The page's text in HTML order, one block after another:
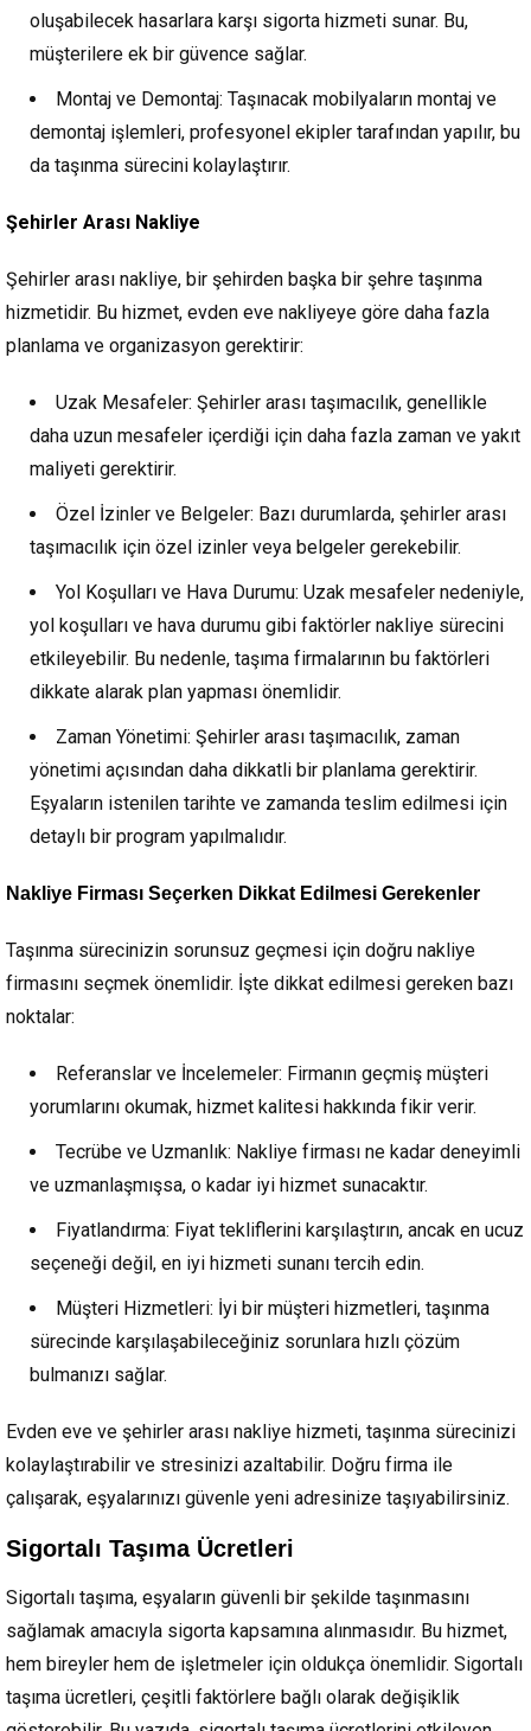
oluşabilecek hasarlara karşı sigorta hizmeti sunar. Bu,
müşterilere ek bir güvence sağlar.
Montaj ve Demontaj: Taşınacak mobilyaların montaj ve
demontaj işlemleri, profesyonel ekipler tarafından yapılır, bu
da taşınma sürecini kolaylaştırır.
Şehirler Arası Nakliye
Şehirler arası nakliye, bir şehirden başka bir şehre taşınma
hizmetidir. Bu hizmet, evden eve nakliyeye göre daha fazla
planlama ve organizasyon gerektirir:
Uzak Mesafeler: Şehirler arası taşımacılık, genellikle
daha uzun mesafeler içerdiği için daha fazla zaman ve yakıt
maliyeti gerektirir.
Özel İzinler ve Belgeler: Bazı durumlarda, şehirler arası
taşımacılık için özel izinler veya belgeler gerekebilir.
Yol Koşulları ve Hava Durumu: Uzak mesafeler nedeniyle,
yol koşulları ve hava durumu gibi faktörler nakliye sürecini
etkileyebilir. Bu nedenle, taşıma firmalarının bu faktörleri
dikkate alarak plan yapması önemlidir.
Zaman Yönetimi: Şehirler arası taşımacılık, zaman
yönetimi açısından daha dikkatli bir planlama gerektirir.
Eşyaların istenilen tarihte ve zamanda teslim edilmesi için
detaylı bir program yapılmalıdır.
Nakliye Firması Seçerken Dikkat Edilmesi Gerekenler
Taşınma sürecinizin sorunsuz geçmesi için doğru nakliye
firmasını seçmek önemlidir. İşte dikkat edilmesi gereken bazı
noktalar:
Referanslar ve İncelemeler: Firmanın geçmiş müşteri
yorumlarını okumak, hizmet kalitesi hakkında fikir verir.
Tecrübe ve Uzmanlık: Nakliye firması ne kadar deneyimli
ve uzmanlaşmışsa, o kadar iyi hizmet sunacaktır.
Fiyatlandırma: Fiyat tekliflerini karşılaştırın, ancak en ucuz
seçeneği değil, en iyi hizmeti sunanı tercih edin.
Müşteri Hizmetleri: İyi bir müşteri hizmetleri, taşınma
sürecinde karşılaşabileceğiniz sorunlara hızlı çözüm
bulmanızı sağlar.
Evden eve ve şehirler arası nakliye hizmeti, taşınma sürecinizi
kolaylaştırabilir ve stresinizi azaltabilir. Doğru firma ile
çalışarak, eşyalarınızı güvenle yeni adresinize taşıyabilirsiniz.
Sigortalı Taşıma Ücretleri
Sigortalı taşıma, eşyaların güvenli bir şekilde taşınmasını
sağlamak amacıyla sigorta kapsamına alınmasıdır. Bu hizmet,
hem bireyler hem de işletmeler için oldukça önemlidir. Sigortalı
taşıma ücretleri, çeşitli faktörlere bağlı olarak değişiklik